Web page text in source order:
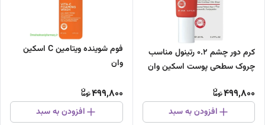
کرم دور چشم 0.2 رتینول مناسب
چروک سطحی پوست اسکین وان
499,800
افزودن به سبد
فوم شوینده ویتامین C اسکین
وان
499,800
افزودن به سبد